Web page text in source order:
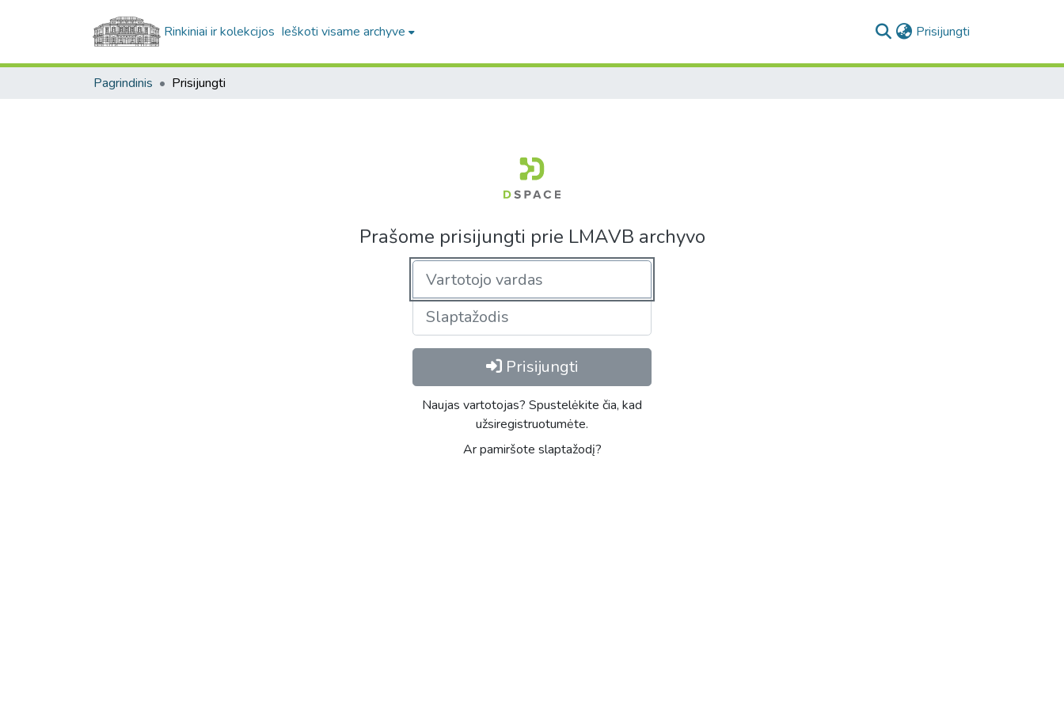
Rinkiniai ir kolekcijos Ieškoti visame archyve Prisijungti
Pagrindinis Prisijungti
Prašome prisijungti prie LMAVB archyvo
Prisijungti
Naujas vartotojas? Spustelėkite čia, kad
užsiregistruotumėte.
Ar pamiršote slaptažodį?